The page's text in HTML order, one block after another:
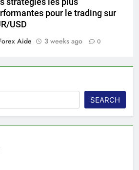
pour le trading sur
USD
Aide
3 weeks ago 0
SEARCH